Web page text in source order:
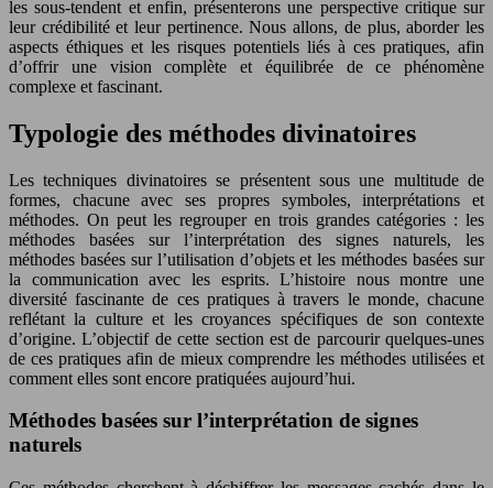
les sous-tendent et enfin, présenterons une perspective critique sur
leur crédibilité et leur pertinence. Nous allons, de plus, aborder les
aspects éthiques et les risques potentiels liés à ces pratiques, afin
d’offrir une vision complète et équilibrée de ce phénomène
complexe et fascinant.
Typologie des méthodes divinatoires
Les techniques divinatoires se présentent sous une multitude de
formes, chacune avec ses propres symboles, interprétations et
méthodes. On peut les regrouper en trois grandes catégories : les
méthodes basées sur l’interprétation des signes naturels, les
méthodes basées sur l’utilisation d’objets et les méthodes basées sur
la communication avec les esprits. L’histoire nous montre une
diversité fascinante de ces pratiques à travers le monde, chacune
reflétant la culture et les croyances spécifiques de son contexte
d’origine. L’objectif de cette section est de parcourir quelques-unes
de ces pratiques afin de mieux comprendre les méthodes utilisées et
comment elles sont encore pratiquées aujourd’hui.
Méthodes basées sur l’interprétation de signes
naturels